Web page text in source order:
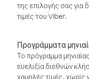
της επιλογής σας για
τιμές του Viber.
Προγράμματα
Το πρόγραμμα
ευελιξία διεθνών
χαμηλές τιμές, χωρίς